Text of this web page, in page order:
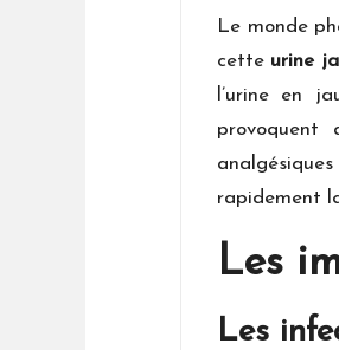
Le monde
cette urine
l’urine en
provoquent
rapidement
Les
Les